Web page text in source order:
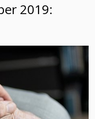
2019: